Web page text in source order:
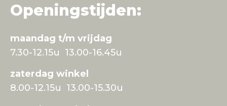
Openingstijden:
maandag t/m vrijdag
7.30-12.15u 13.00-16.45u
zaterdag winkel
8.00-12.15u 13.00-15.30u